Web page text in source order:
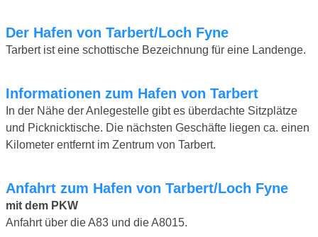
Der Hafen von Tarbert/Loch Fyne
Tarbert ist eine schottische Bezeichnung für eine Landenge.
Informationen zum Hafen von Tarbert
In der Nähe der Anlegestelle gibt es überdachte Sitzplätze
und Picknicktische. Die nächsten Geschäfte liegen ca. einen
Kilometer entfernt im Zentrum von Tarbert.
Anfahrt zum Hafen von Tarbert/Loch Fyne
mit dem PKW
Anfahrt über die A83 und die A8015.